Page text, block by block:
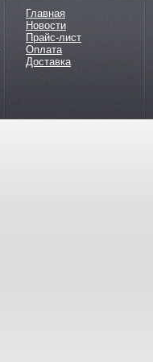
Главная
Новости
Прайс-лист
Оплата
Доставка